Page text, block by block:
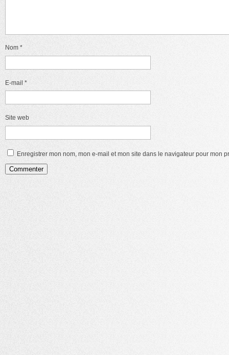
Nom *
E-mail *
Site web
Enregistrer mon nom, mon e-mail et mon site dans le navigateur pour mon